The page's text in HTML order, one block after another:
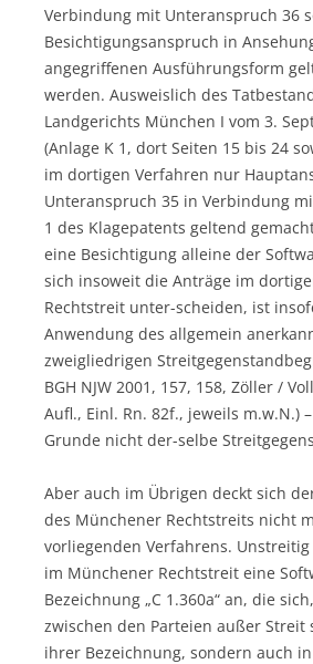
Verbindung mit Unteranspruch 36
Besichtigungsanspruch in
angegriffenen Ausführungsform
werden. Ausweislich des
Landgerichts München I vom 3.
(Anlage K 1, dort Seiten 15 bis 24
im dortigen Verfahren nur
Unteranspruch 35 in Verbindung
1 des Klagepatents geltend
eine Besichtigung alleine der
sich insoweit die Anträge im
Rechtstreit unter-scheiden, ist
Anwendung des allgemein
zweigliedrigen
BGH NJW 2001, 157, 158, Zöller /
Aufl., Einl. Rn. 82f., jeweils m.w.N.)
Grunde nicht der-selbe
Aber auch im Übrigen deckt sich
des Münchener Rechtstreits nicht
vorliegenden Verfahrens.
im Münchener Rechtstreit eine
Bezeichnung „C 1.360a“ an, die
zwischen den Parteien außer
ihrer Bezeichnung, sondern auch